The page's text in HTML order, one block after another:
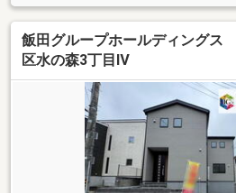
飯田グループホールディングス
区水の森3丁目Ⅳ